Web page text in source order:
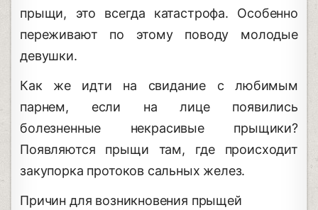
прыщи, это всегда катастрофа. Особенно
переживают по этому поводу молодые
девушки.
Как же идти на свидание с любимым
парнем, если на лице появились
болезненные некрасивые прыщики?
Появляются прыщи там, где происходит
закупорка протоков сальных желез.
Причин для возникновения прыщей